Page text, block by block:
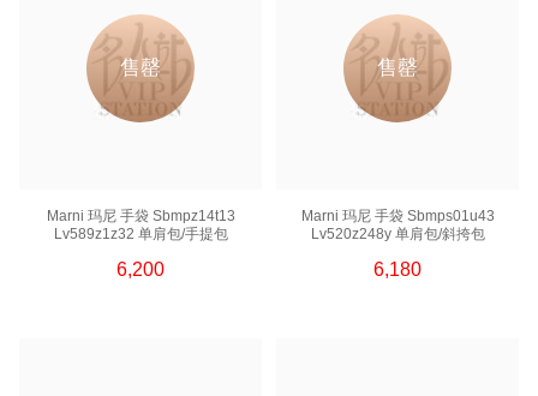
售罄
Marni 玛尼 手袋 Sbmpz14t13
Lv589z1z32 单肩包/手提包
6,200
售罄
Marni 玛尼 手袋 Sbmps01u43
Lv520z248y 单肩包/斜挎包
6,180